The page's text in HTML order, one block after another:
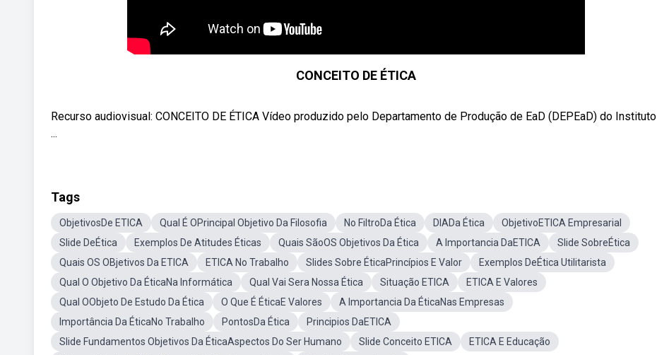
CONCEITO DE ÉTICA
Recurso audiovisual: CONCEITO DE ÉTICA Vídeo produzido pelo Departamento de Produção de EaD (DEPEaD) do Instituto
...
Tags
ObjetivosDe ETICA Qual É OPrincipal Objetivo Da Filosofia No FiltroDa Ética DIADa Ética
ObjetivoETICA Empresarial
Slide DeÉtica
Exemplos De Atitudes Éticas Quais SãoOS Objetivos Da Ética A Importancia DaETICA
Slide SobreÉtica
Quais OS OBjetivos Da ETICA
ETICA No Trabalho Slides Sobre ÉticaPrincípios E Valor
Exemplos DeÉtica Utilitarista
Qual O Objetivo Da ÉticaNa Informática
Qual Vai Sera Nossa Ética Situação ETICA
ETICA E Valores
Qual OObjeto De Estudo Da Ética
O Que É ÉticaE Valores
A Importancia Da ÉticaNas Empresas
Importância Da ÉticaNo Trabalho
PontosDa Ética
Principios DaETICA
Slide Fundamentos Objetivos Da ÉticaAspectos Do Ser Humano
Slide Conceito ETICA
ETICA E Educação